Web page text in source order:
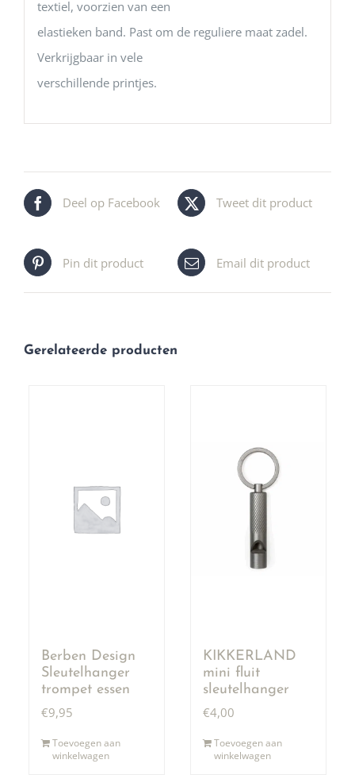
textiel, voorzien van een
elastieken band. Past om de reguliere maat zadel.
Verkrijgbaar in vele
verschillende printjes.
Deel op Facebook Tweet dit product
Pin dit product Email dit product
Gerelateerde producten
Berben Design
Sleutelhanger
trompet essen
€9,95
Toevoegen aan
winkelwagen
KIKKERLAND
mini fluit
sleutelhanger
€4,00
Toevoegen aan
winkelwagen